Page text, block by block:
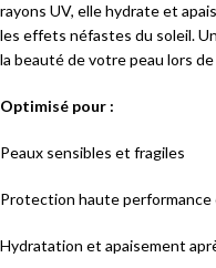
rayons UV, elle hydrate et
les effets néfastes du soleil.
la beauté de votre peau lors
Optimisé pour :
Peaux sensibles et fragiles
Protection haute
Hydratation et apaisement